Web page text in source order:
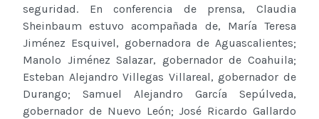
seguridad. En conferencia de prensa, Claudia
Sheinbaum estuvo acompañada de, María Teresa
Jiménez Esquivel, gobernadora de Aguascalientes;
Manolo Jiménez Salazar, gobernador de Coahuila;
Esteban Alejandro Villegas Villareal, gobernador de
Durango; Samuel Alejandro García Sepúlveda,
gobernador de Nuevo León; José Ricardo Gallardo